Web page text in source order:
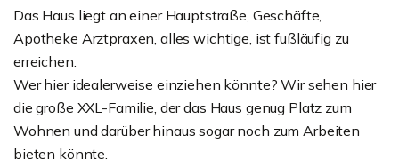
Das Haus liegt an einer Hauptstraße, Geschäfte,
Apotheke Arztpraxen, alles wichtige, ist fußläufig zu
erreichen.
Wer hier idealerweise einziehen könnte? Wir sehen hier
die große XXL-Familie, der das Haus genug Platz zum
Wohnen und darüber hinaus sogar noch zum Arbeiten
bieten könnte.